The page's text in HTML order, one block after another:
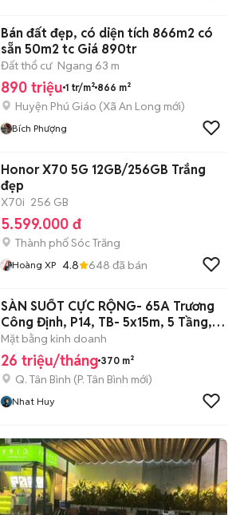
Bán đất đẹp, có diện tích 866m2 có
sẵn 50m2 tc Giá 890tr
Đất thổ cư Ngang 63 m
890 triệu 1 tr/m² 866 m²
Huyện Phú Giáo (Xã An Long mới)
Bích Phượng
Honor X70 5G 12GB/256GB Trắng
đẹp
X70i 256 GB
5.599.000 đ
Thành phố Sóc Trăng
Hoàng XP 4.8 648 đã bán
SÀN SUỐT CỰC RỘNG- 65A Trương
Công Định, P14, TB- 5x15m, 5 Tầng,
370m2
Mặt bằng kinh doanh
26 triệu/tháng 370 m²
Q. Tân Bình (P. Tân Bình mới)
Nhat Huy